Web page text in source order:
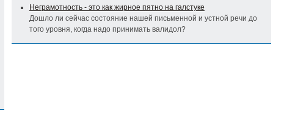
Неграмотность - это как жирное пятно на галстуке
Дошло ли сейчас состояние нашей письменной и устной речи до
того уровня, когда надо принимать валидол?